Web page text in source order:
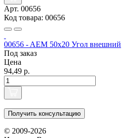
Арт. 00656
Код товара: 00656
00656 - AEM 50x20 Угол внешний
Под заказ
Цена
94,49 р.
Получить консультацию
© 2009-2026